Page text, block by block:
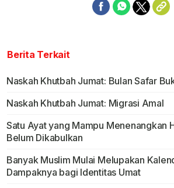
Berita Terkait
Naskah Khutbah Jumat: Bulan Safar
Naskah Khutbah Jumat: Migrasi Amal
Satu Ayat yang Mampu Menenangkan
Belum Dikabulkan
Banyak Muslim Mulai Melupakan
Dampaknya bagi Identitas Umat